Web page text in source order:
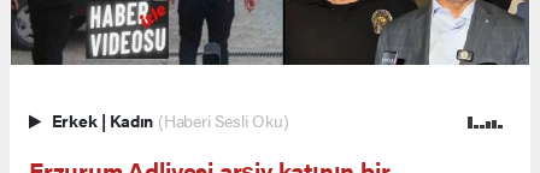
Erkek | Kadın (Haberi Sesli Oku)